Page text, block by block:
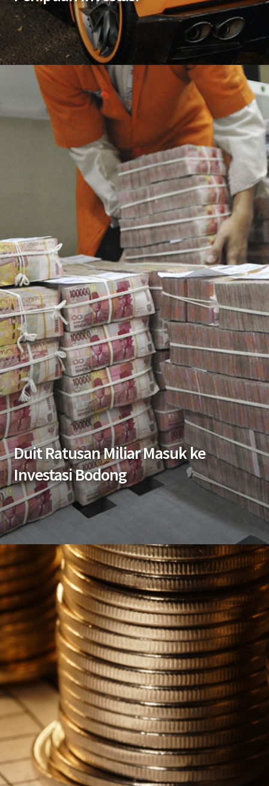
Duit Ratusan Miliar Masuk ke
Investasi Bodong